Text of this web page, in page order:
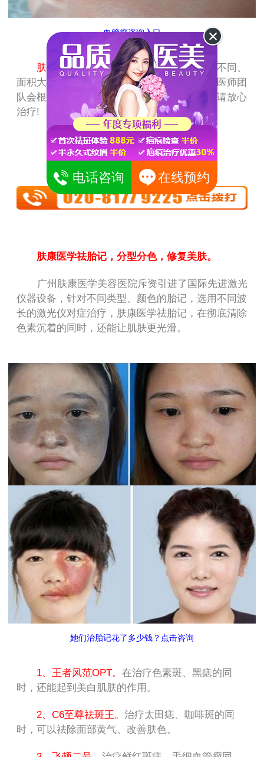
血管瘤咨询入口
肤康医生温馨提示：胎记种类不同、颜色不同、
面积大小不一，治疗方法也就因人而异。肤康医师团
队会根据个人自身情况，为您定制专属方案，请放心
治疗!
胎记是按面积收费吗，电话问诊更便捷
肤康医学祛胎记，分型分色，修复美肤。
广州肤康医学美容医院斥资引进了国际先进激光
仪器设备，针对不同类型、颜色的胎记，选用不同波
长的激光仪对症治疗，肤康医学祛胎记，在彻底清除
色素沉着的同时，还能让肌肤更光滑。
她们治胎记花了多少钱？点击咨询
1、王者风范OPT。 在治疗色素斑、黑痣的同
时，还能起到美白肌肤的作用。
2、C6至尊祛斑王。 治疗太田痣、咖啡斑的同
时，可以祛除面部黄气、改善肤色。
电话咨询 在线预约